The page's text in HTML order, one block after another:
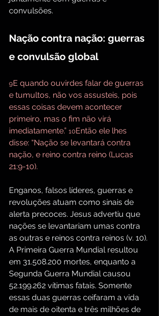
convulsões.
Nação contra nação: guerras
e convulsão global
9E quando ouvirdes falar de guerras
e tumultos, não vos assusteis, pois
essas coisas devem acontecer
primeiro, mas o fim não virá
imediatamente.” 10Então ele lhes
disse: “Nação se levantará contra
nação, e reino contra reino (Lucas
21:9-10).
Enganos, falsos líderes, guerras e
revoluções atuam como sinais de
alerta precoces. Jesus advertiu que
nações se levantariam umas contra
as outras e reinos contra reinos (v. 10).
A Primeira Guerra Mundial resultou
em 31.508.200 mortes, enquanto a
Segunda Guerra Mundial causou
52.199.262 vítimas fatais. Somente
essas duas guerras ceifaram a vida
de mais de oitenta e três milhões de